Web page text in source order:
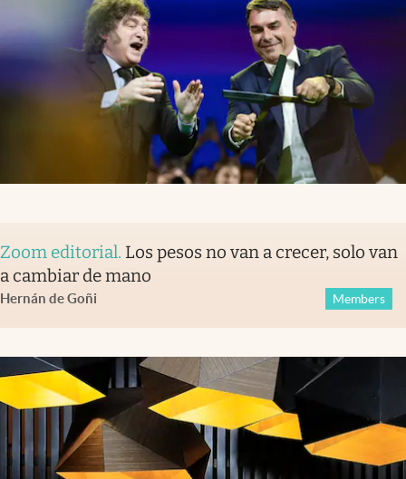
Zoom editorial. Los pesos no van a crecer, solo van
a cambiar de mano
Hernán de Goñi Members